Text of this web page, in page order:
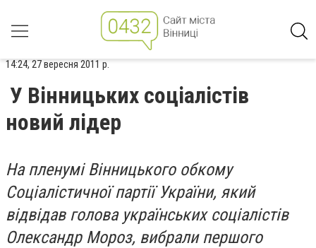
14:24, 27 вересня 2011 р.
У Вінницьких соціалістів
новий лідер
На пленумі Вінницького обкому
Соціалістичної партії України, який
відвідав голова українських соціалістів
Олександр Мороз, вибрали першого